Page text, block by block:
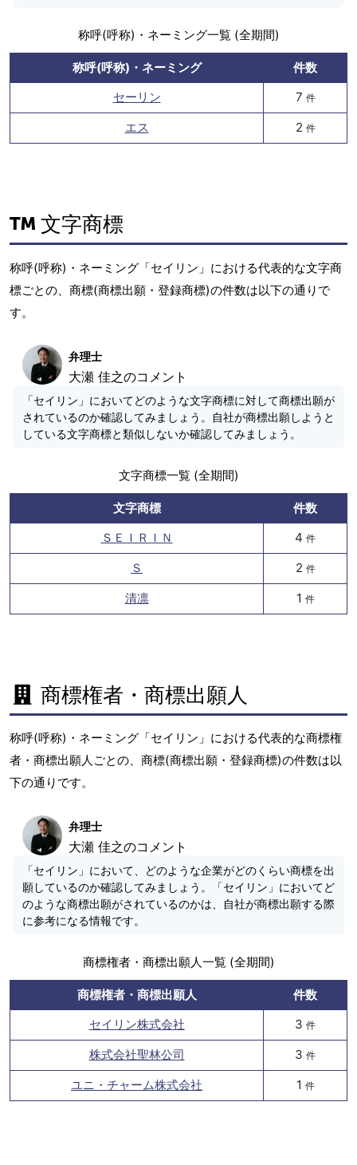
称呼(呼称)・ネーミング一覧 (全期間)
称呼(呼称)・ネーミング
件数
セーリン
7 件
エス 2 件
文字商標
称呼(呼称)・ネーミング「セイリン」における代表的な文字商
標ごとの、商標(商標出願・登録商標)の件数は以下の通りで
す。
弁理士
大瀬 佳之のコメント
「セイリン」においてどのような文字商標に対して商標出願が
されているのか確認してみましょう。自社が商標出願しようと
している文字商標と類似しないか確認してみましょう。
文字商標一覧 (全期間)
文字商標
件数
ＳＥＩＲＩＮ
4 件
Ｓ 2 件
清凛 1 件
商標権者・商標出願人
称呼(呼称)・ネーミング「セイリン」における代表的な商標権
者・商標出願人ごとの、商標(商標出願・登録商標)の件数は以
下の通りです。
弁理士
大瀬 佳之のコメント
「セイリン」において、どのような企業がどのくらい商標を出
願しているのか確認してみましょう。「セイリン」においてど
のような商標出願がされているのかは、自社が商標出願する際
に参考になる情報です。
商標権者・商標出願人一覧 (全期間)
商標権者・商標出願人
件数
セイリン株式会社
3 件
株式会社聖林公司 3 件
ユニ・チャーム株式会社 1 件